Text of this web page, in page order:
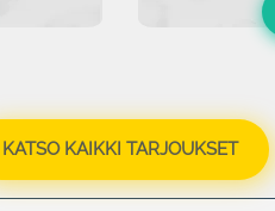
KATSO KAIKKI TARJOUKSET